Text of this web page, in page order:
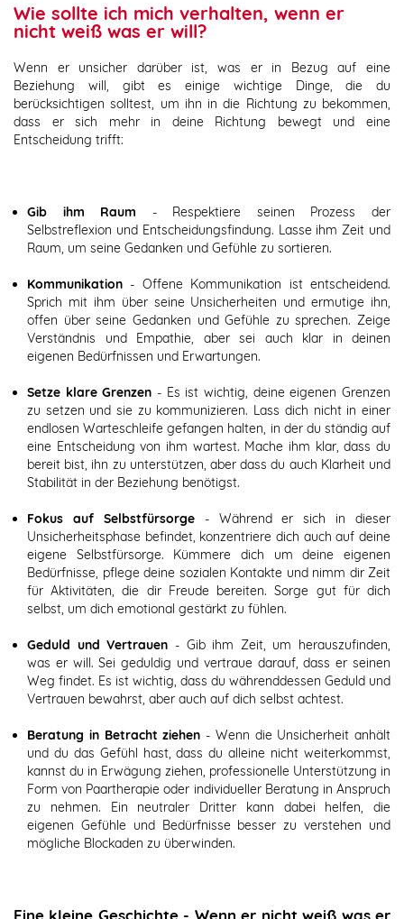
Wie sollte ich mich verhalten, wenn er
nicht weiß was er will?
Wenn er unsicher darüber ist, was er in Bezug auf eine
Beziehung will, gibt es einige wichtige Dinge, die du
berücksichtigen solltest, um ihn in die Richtung zu bekommen,
dass er sich mehr in deine Richtung bewegt und eine
Entscheidung trifft:
Gib ihm Raum - Respektiere seinen Prozess der
Selbstreflexion und Entscheidungsfindung. Lasse ihm Zeit und
Raum, um seine Gedanken und Gefühle zu sortieren.
Kommunikation - Offene Kommunikation ist entscheidend.
Sprich mit ihm über seine Unsicherheiten und ermutige ihn,
offen über seine Gedanken und Gefühle zu sprechen. Zeige
Verständnis und Empathie, aber sei auch klar in deinen
eigenen Bedürfnissen und Erwartungen.
Setze klare Grenzen - Es ist wichtig, deine eigenen Grenzen
zu setzen und sie zu kommunizieren. Lass dich nicht in einer
endlosen Warteschleife gefangen halten, in der du ständig auf
eine Entscheidung von ihm wartest. Mache ihm klar, dass du
bereit bist, ihn zu unterstützen, aber dass du auch Klarheit und
Stabilität in der Beziehung benötigst.
Fokus auf Selbstfürsorge- Während er sich in dieser
Unsicherheitsphase befindet, konzentriere dich auch auf deine
eigene Selbstfürsorge. Kümmere dich um deine eigenen
Bedürfnisse, pflege deine sozialen Kontakte und nimm dir Zeit
für Aktivitäten, die dir Freude bereiten. Sorge gut für dich
selbst, um dich emotional gestärkt zu fühlen.
Geduld und Vertrauen - Gib ihm Zeit, um herauszufinden,
was er will. Sei geduldig und vertraue darauf, dass er seinen
Weg findet. Es ist wichtig, dass du währenddessen Geduld und
Vertrauen bewahrst, aber auch auf dich selbst achtest.
Beratung in Betracht ziehen - Wenn die Unsicherheit anhält
und du das Gefühl hast, dass du alleine nicht weiterkommst,
kannst du in Erwägung ziehen, professionelle Unterstützung in
Form von Paartherapie oder individueller Beratung in Anspruch
zu nehmen. Ein neutraler Dritter kann dabei helfen, die
eigenen Gefühle und Bedürfnisse besser zu verstehen und
mögliche Blockaden zu überwinden.
Eine kleine Geschichte - Wenn er nicht weiß was er